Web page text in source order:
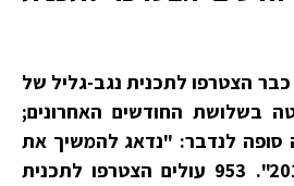
כבר הצטרפו לתכנית נגב-גליל של
בשלושת החודשים האחרונים;
סופה לנדבר: "נדאג להמשיך את
התכנית גם בשנת 2017". 953 עולים הצטרפו לתכנית